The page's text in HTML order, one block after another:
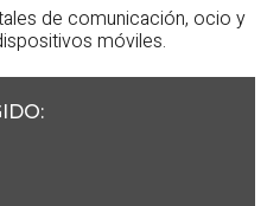
de comunicación, ocio y
móviles.
: